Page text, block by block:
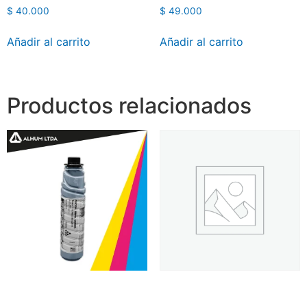
$ 40.000
Añadir al carrito
$ 49.000
Añadir al carrito
Productos relacionados